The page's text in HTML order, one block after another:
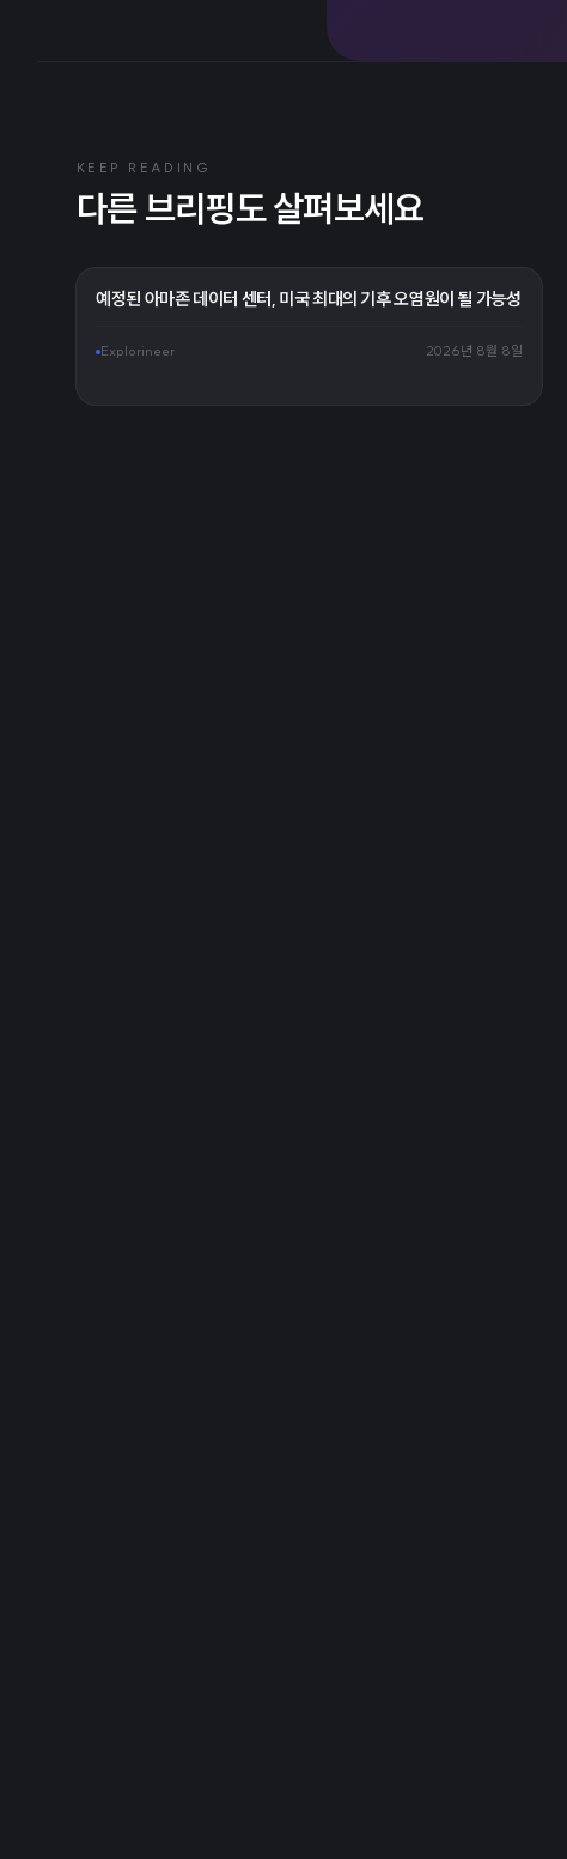
KEEP READING
다른 브리핑도 살펴보세요
예정된 아마존 데이터 센터, 미국 최대의 기후 오염원이 될 가능성
Explorineer 2026년 8월 8일